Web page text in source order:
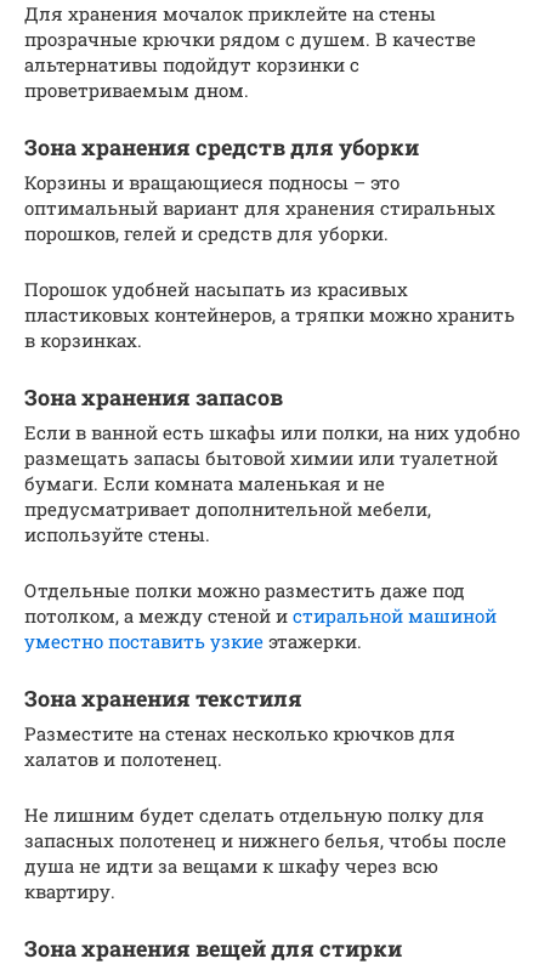
Для хранения мочалок приклейте на стены
прозрачные крючки рядом с душем. В качестве
альтернативы подойдут корзинки с
проветриваемым дном.
Зона хранения средств для уборки
Корзины и вращающиеся подносы – это
оптимальный вариант для хранения стиральных
порошков, гелей и средств для уборки.
Порошок удобней насыпать из красивых
пластиковых контейнеров, а тряпки можно хранить
в корзинках.
Зона хранения запасов
Если в ванной есть шкафы или полки, на них удобно
размещать запасы бытовой химии или туалетной
бумаги. Если комната маленькая и не
предусматривает дополнительной мебели,
используйте стены.
Отдельные полки можно разместить даже под
потолком, а между стеной и стиральной машиной
уместно поставить узкие этажерки.
Зона хранения текстиля
Разместите на стенах несколько крючков для
халатов и полотенец.
Не лишним будет сделать отдельную полку для
запасных полотенец и нижнего белья, чтобы после
душа не идти за вещами к шкафу через всю
квартиру.
Зона хранения вещей для стирки